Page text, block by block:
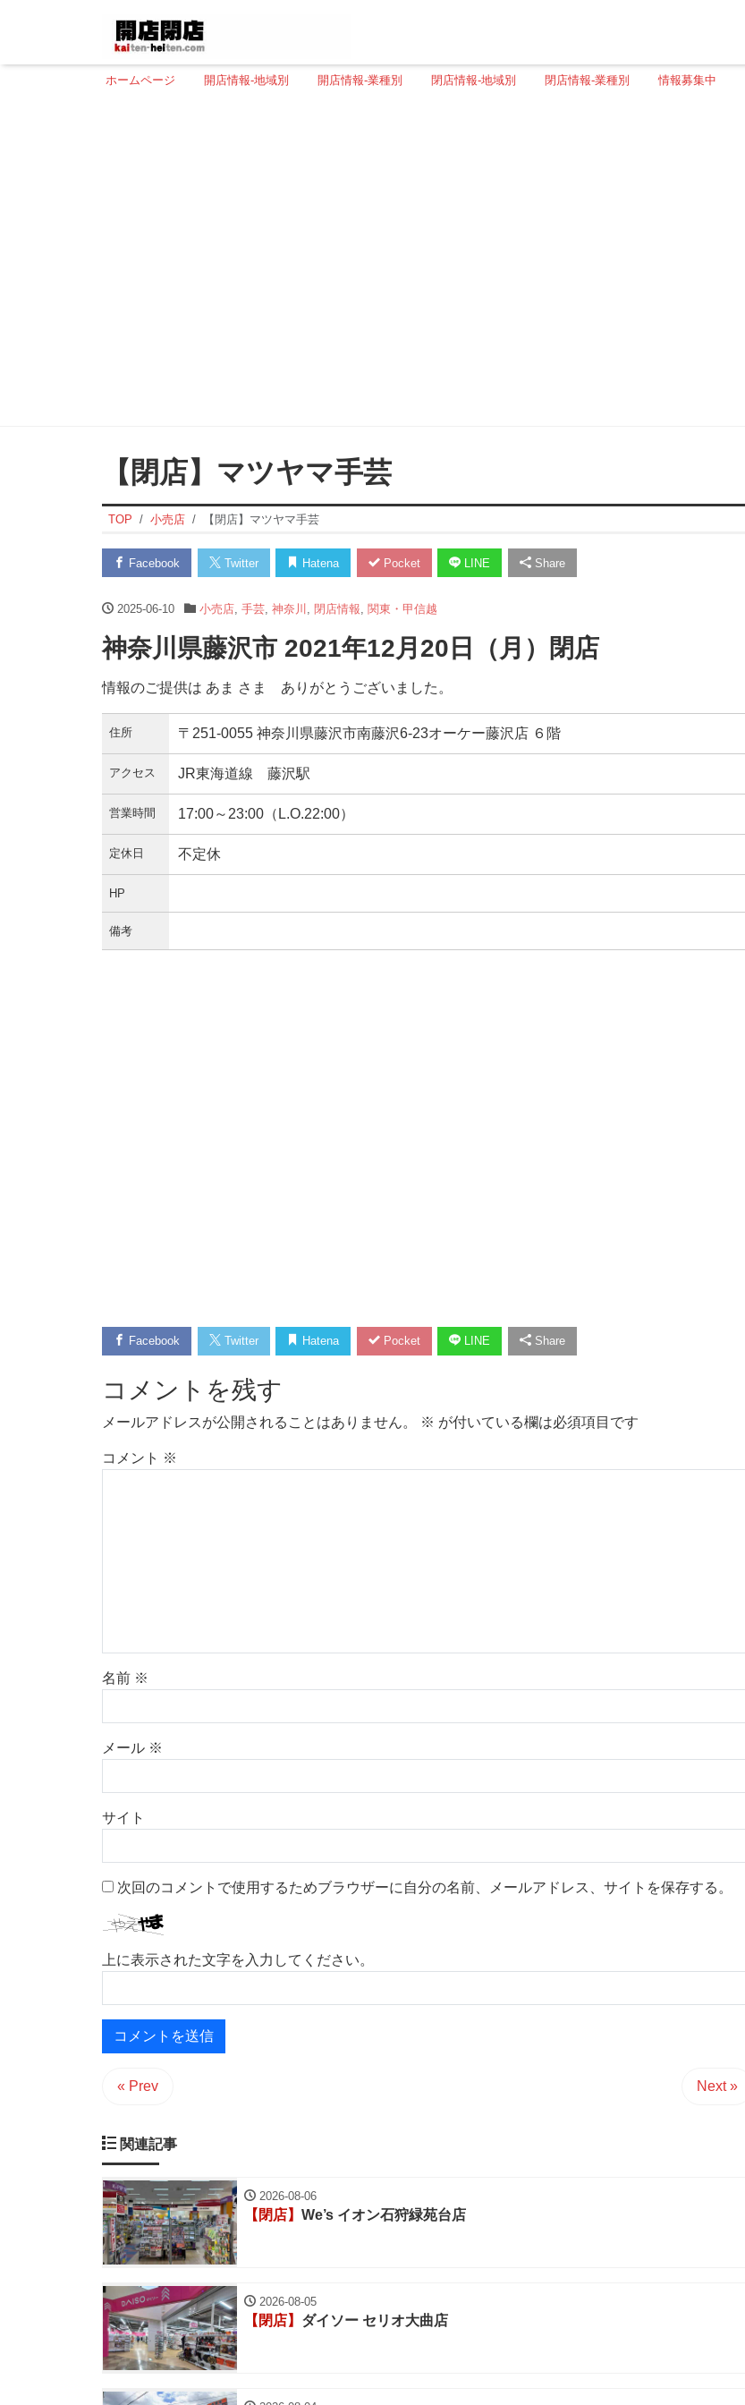
ホームページ 開店情報-地域別 開店情報-業種別 閉店情報-地域別 閉店情報-業種別 情報募集中
【閉店】マツヤマ手芸
TOP 小売店 【閉店】マツヤマ手芸
Facebook Twitter Hatena Pocket LINE Share
2025-06-10 小売店, 手芸, 神奈川 閉店情報 関東・甲信越
神奈川県藤沢市 2021年12月20日（月）閉店
情報のご提供は あま さま ありがとうございました。
住所 〒251-0055 神奈川県藤沢市南藤沢6-23オーケー藤沢店 ６階
アクセス JR東海道線 藤沢駅
営業時間 17:00～23:00（L.O.22:00）
定休日 不定休
HP
備考
Facebook Twitter Hatena Pocket LINE Share
コメントを残す
メールアドレスが公開されることはありません。 ※ が付いている欄は必須項目です
コメント ※
名前 ※
メール ※
サイト
次回のコメントで使用するためブラウザーに自分の名前、メールアドレス、サイトを保存する。
上に表示された文字を入力してください。
« Prev Next »
関連記事
2026-08-06
【閉店】 We’s イオン石狩緑苑台店
2026-08-05
【閉店】 ダイソー セリオ大曲店